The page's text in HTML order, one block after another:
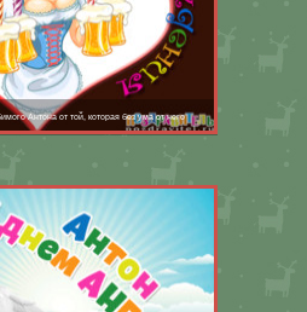
Антона от той, которая без ума от него